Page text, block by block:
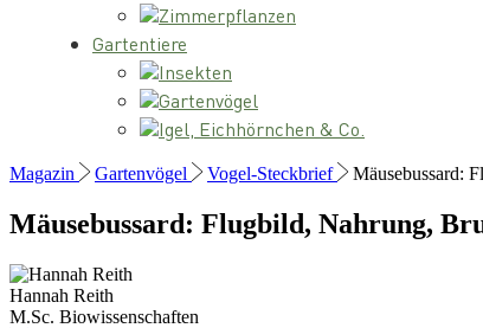
Zimmerpflanzen
Gartentiere
Insekten
Gartenvögel
Igel, Eichhörnchen & Co.
Magazin Gartenvögel Vogel-Steckbrief Mäusebussard:
Mäusebussard: Flugbild, Nahrung,
Hannah Reith
M.Sc. Biowissenschaften